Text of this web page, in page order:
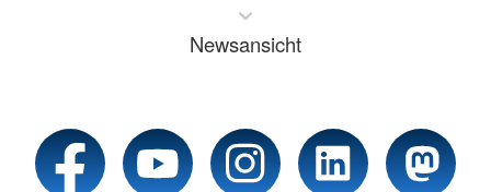
Newsansicht